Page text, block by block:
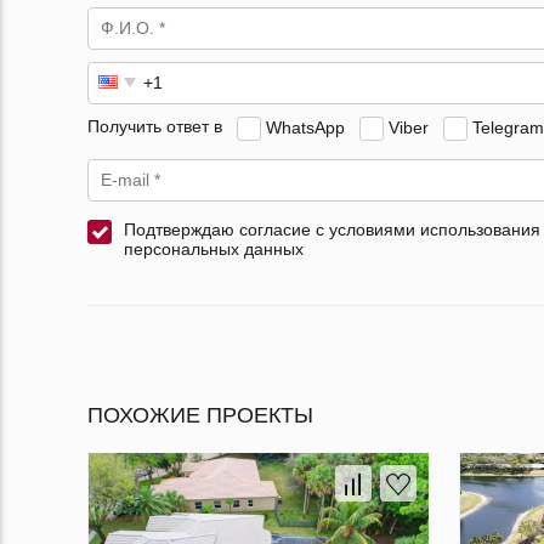
Получить ответ в WhatsApp Viber Telegram
Подтверждаю согласие с условиями использования
персональных данных
ПОХОЖИЕ ПРОЕКТЫ